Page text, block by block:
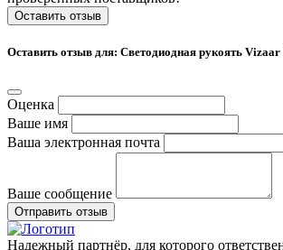
Оставить отзыв
Оставить отзыв для: Светодиодная рукоять
Оценка
Ваше имя
Ваша электронная почта
Ваше сообщение
Отправить отзыв
Надежный партнёр, для которого